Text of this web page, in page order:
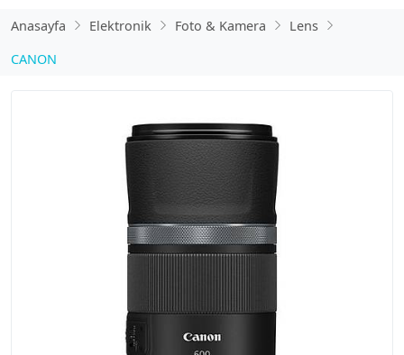
Anasayfa Elektronik Foto & Kamera
Lens
CANON